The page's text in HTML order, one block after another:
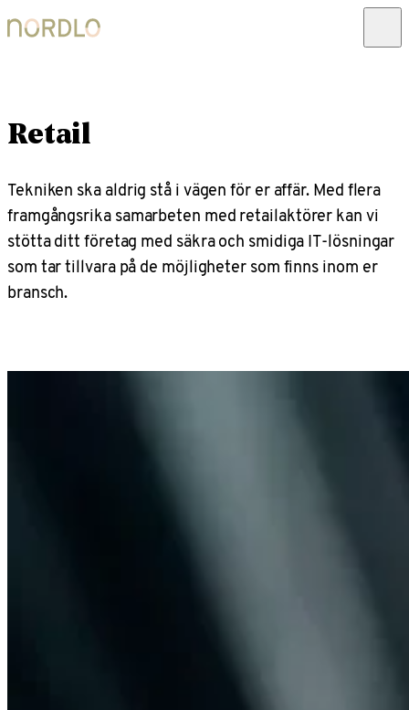
Retail
Tekniken ska aldrig stå i vägen för er affär. Med flera
framgångsrika samarbeten med retailaktörer kan vi
stötta ditt företag med säkra och smidiga IT-lösningar
som tar tillvara på de möjligheter som finns inom er
bransch.